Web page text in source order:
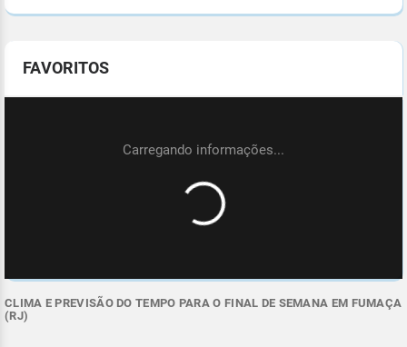
FAVORITOS
CLIMA E PREVISÃO DO TEMPO PARA O FINAL DE SEMANA EM FUMAÇA
(RJ)